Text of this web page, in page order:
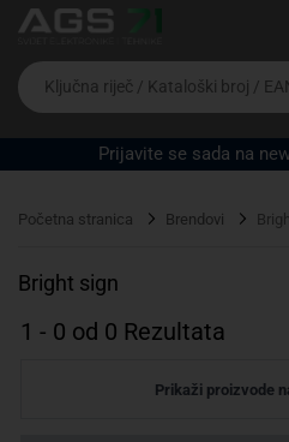
Ova postavka
cijene vašim potrebama.
Da
biste
potražili
proizvod,
unesite
riječ,
EAN
serijski
Prijavite se sada na
Početna stranica Brendovi
Bright sign
1 - 0 od 0 Rezultata
Prikaži proizvode